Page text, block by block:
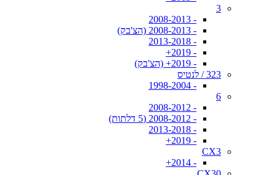
3
- 2008-2013
- 2008-2013 (הצ'בק)
- 2013-2018
- 2019+
- 2019+ (הצ'בק)
323 / לנטיס
- 1998-2004
6
- 2008-2012
- 2008-2012 (5 דלתות)
- 2013-2018
- 2019+
CX3
- 2014+